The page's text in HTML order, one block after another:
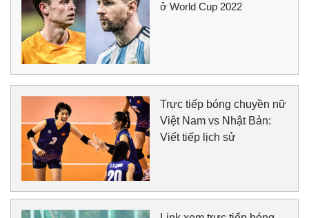
ở World Cup 2022
Trực tiếp bóng chuyền nữ
Việt Nam vs Nhật Bản:
Viết tiếp lịch sử